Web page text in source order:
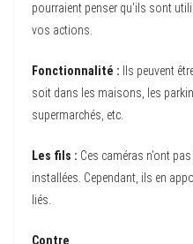
pourraient penser qu’ils sont
vos actions.
Fonctionnalité :
Ils peuvent
soit dans les maisons, les
supermarchés, etc.
Les fils : Ces caméras n’ont
installées. Cependant, ils en
liés.
Contre